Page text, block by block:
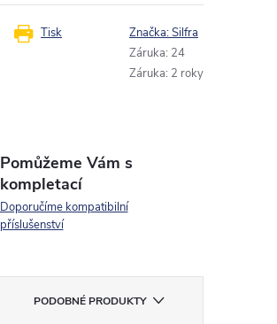
Tisk Značka:Silfra
Záruka: 24
Záruka: 2 roky
Pomůžeme Vám s
kompletací
Doporučíme kompatibilní
příslušenství
PODOBNÉ PRODUKTY